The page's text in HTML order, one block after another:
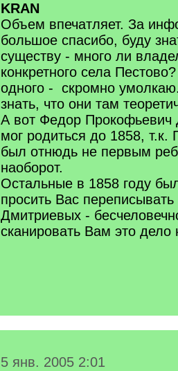
KRAN
Объем впечатляет. За
большое спасибо, буду
существу - много ли
конкретного села
одного - скромно
знать, что они там
А вот Федор Прокофьевич
мог родиться до 1858, т.к.
был отнюдь не первым
наоборот.
Остальные в 1858 году
просить Вас
Дмитриевых -
сканировать Вам это
5 янв. 2005 2:01